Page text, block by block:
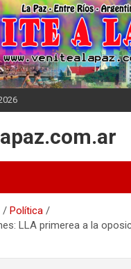
Política
LLA primerea a la